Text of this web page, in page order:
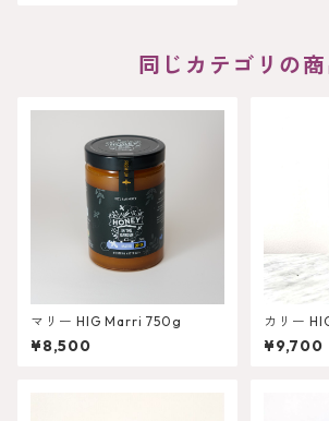
同じカテゴリの
マリー HIG Marri 750g
¥8,500
カリー
¥9,700